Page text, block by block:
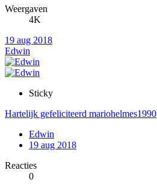
Weergaven
4K
19 aug 2018
Edwin
Sticky
Hartelijk gefeliciteerd mariohelmes1990
Edwin
19 aug 2018
Reacties
0